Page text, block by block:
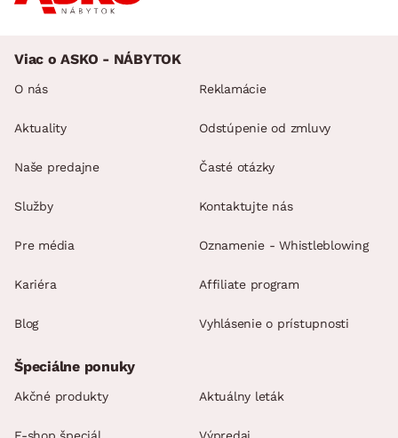
Viac o ASKO - NÁBYTOK
O nás
Aktuality
Naše predajne
Služby
Pre média
Kariéra
Blog
Reklamácie
Odstúpenie od zmluvy
Časté otázky
Kontaktujte nás
Oznamenie - Whistleblowing
Affiliate program
Vyhlásenie o prístupnosti
Špeciálne ponuky
Akčné produkty Aktuálny leták